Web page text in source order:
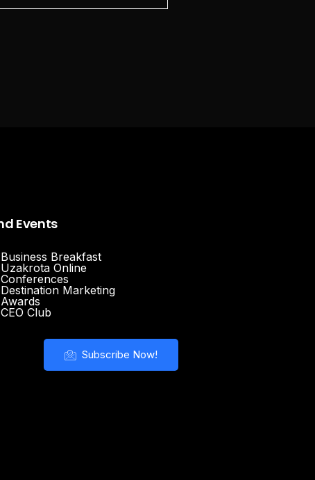
Events
Business Breakfast
Uzakrota Online
Conferences
Destination Marketing
Awards
CEO Club
Subscribe Now!